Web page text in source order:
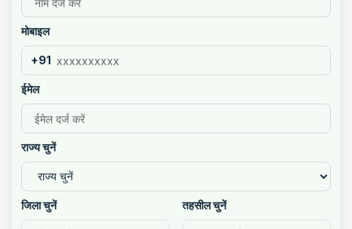
मोबाइल
+91
ईमेल
राज्य चुनें
जिला चुनें तहसील चुनें